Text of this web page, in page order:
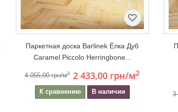
Паркетная доска Barlinek Ёлка Дуб
Caramel Piccolo Herringbone...
4 055,00 грн/м2 2 433,00 грн/м2
К сравнению В наличии 3